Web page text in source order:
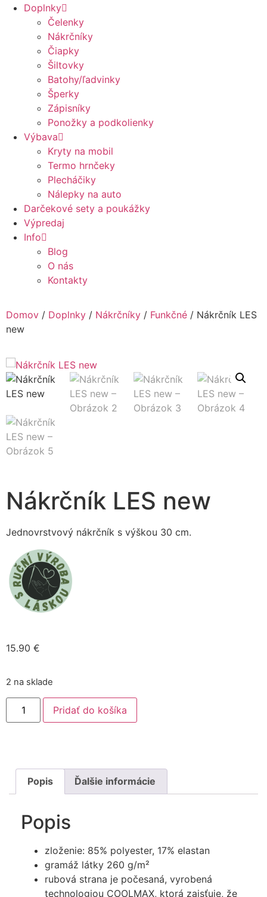
Doplnky
Čelenky
Nákrčníky
Čiapky
Šiltovky
Batohy/ľadvinky
Šperky
Zápisníky
Ponožky a podkolienky
Výbava
Kryty na mobil
Termo hrnčeky
Plecháčiky
Nálepky na auto
Darčekové sety a poukážky
Výpredaj
Info
Blog
O nás
Kontakty
Domov / Doplnky / Nákrčníky / Funkčné / Nákrčník LES
new
Nákrčník LES new
Jednovrstvový nákrčník s výškou 30 cm.
15.90 €
2 na sklade
Pridať do košíka
Popis Ďalšie informácie
Popis
zloženie: 85% polyester, 17% elastan
gramáž látky 260 g/m²
rubová strana je počesaná, vyrobená
technologiou COOLMAX, ktorá zaisťuje, že